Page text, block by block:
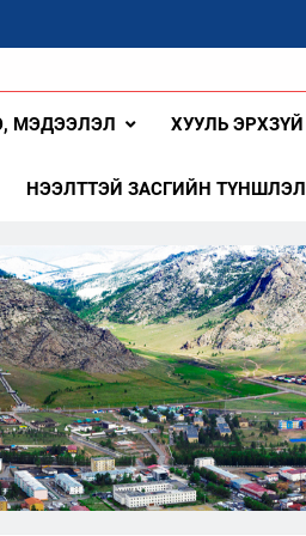
МЭДЭЭЛЭЛ ХУУЛЬ ЭРХЗҮЙ
НЭЭЛТТЭЙ ЗАСГИЙН ТҮНШЛЭЛ